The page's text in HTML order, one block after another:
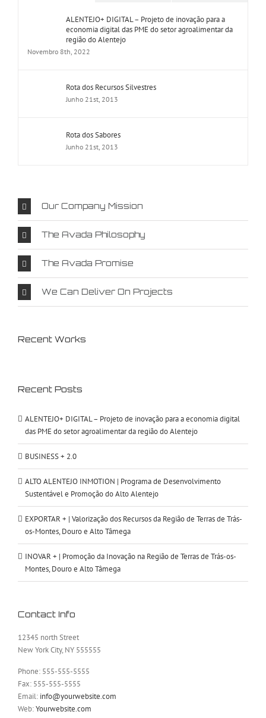
ALENTEJO+ DIGITAL – Projeto de inovação para a
economia digital das PME do setor agroalimentar da
região do Alentejo
Novembro 8th, 2022
Rota dos Recursos Silvestres
Junho 21st, 2013
Rota dos Sabores
Junho 21st, 2013
Our Company Mission
The Avada Philosophy
The Avada Promise
We Can Deliver On Projects
Recent Works
Recent Posts
ALENTEJO+ DIGITAL – Projeto de inovação para a economia digital
das PME do setor agroalimentar da região do Alentejo
BUSINESS + 2.0
ALTO ALENTEJO INMOTION | Programa de Desenvolvimento
Sustentável e Promoção do Alto Alentejo
EXPORTAR + | Valorização dos Recursos da Região de Terras de Trás-
os-Montes, Douro e Alto Tâmega
INOVAR + | Promoção da Inovação na Região de Terras de Trás-os-
Montes, Douro e Alto Tâmega
Contact Info
12345 north Street
New York City, NY 555555
Phone: 555-555-5555
Fax: 555-555-5555
Email: info@yourwebsite.com
Web:Yourwebsite.com